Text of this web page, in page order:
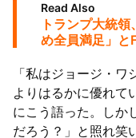
Read Also
トランプ大統
め全員満足」と
「私はジョージ・
よりはるかに優れて
にこう語った。しか
だろう？」と照れ笑